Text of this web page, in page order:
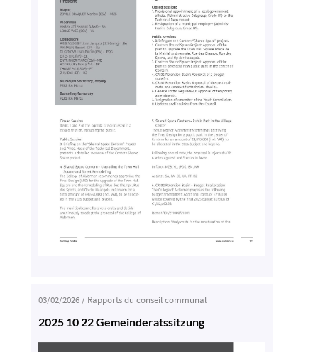
03/02/2026/ Rapports du conseil communal
2025 10 22 Gemeinderatssitzung